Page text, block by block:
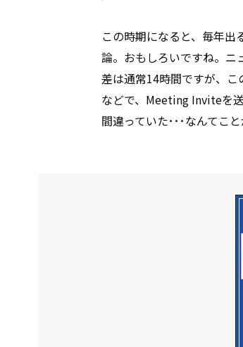
この時期になると、毎年
論。おもしろいですね。ニ
差は通常14時間ですが、
などで、Meeting Inviteを
間違っていた･･･なんてこ